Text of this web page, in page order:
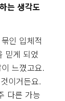
는 생각도
인 입체적
믿게 되었
느꼈고요.
이거든요.
다른 가능